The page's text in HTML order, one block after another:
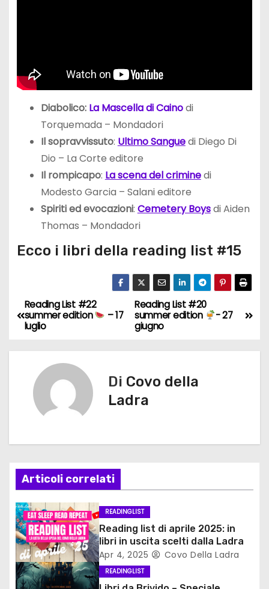
Diabolico: La Mascella di Cainodi
Torquemada – Mondadori
Il sopravvissuto: Ultimo Sanguedi Diego Di
Dio – La Corte editore
Il rompicapo: La scena del criminedi
Modesto Garcia – Salani editore
Spiriti ed evocazioni: Cemetery Boysdi Aiden
Thomas – Mondadori
Ecco i libri della reading list #15
N
a
z
i
o
n
e
Reading List #20
summer edition
- 27
giugno
Reading List #22
summer edition
– 17
luglio
Di Covo della
Ladra
Articoli correlati
READINGLIST
Reading list di aprile 2025: in
libri in uscita scelti dalla Ladra
Apr 4, 2025 Covo Della Ladra
READINGLIST